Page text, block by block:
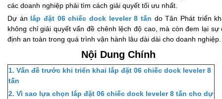
các doanh nghiệp phải tìm cách giải quyết tối ưu nhất.
Dự án lắp đặt 06 chiếc dock leveler 8 tấn do Tân Phát triển
không chỉ giải quyết vấn đề chênh lệch độ cao, mà còn đem lại sự
định an toàn trong quá trình vận hành lâu dài dài cho doanh nghiệp.
Nội Dung Chính
1. Vấn đề trước khi triển khai lắp đặt 06 chiếc dock leveler 8
tấn
2. Vì sao lựa chọn lắp đặt 06 chiếc dock leveler 8 tấn cho dự